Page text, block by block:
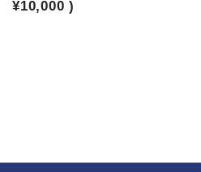
¥10,000 )